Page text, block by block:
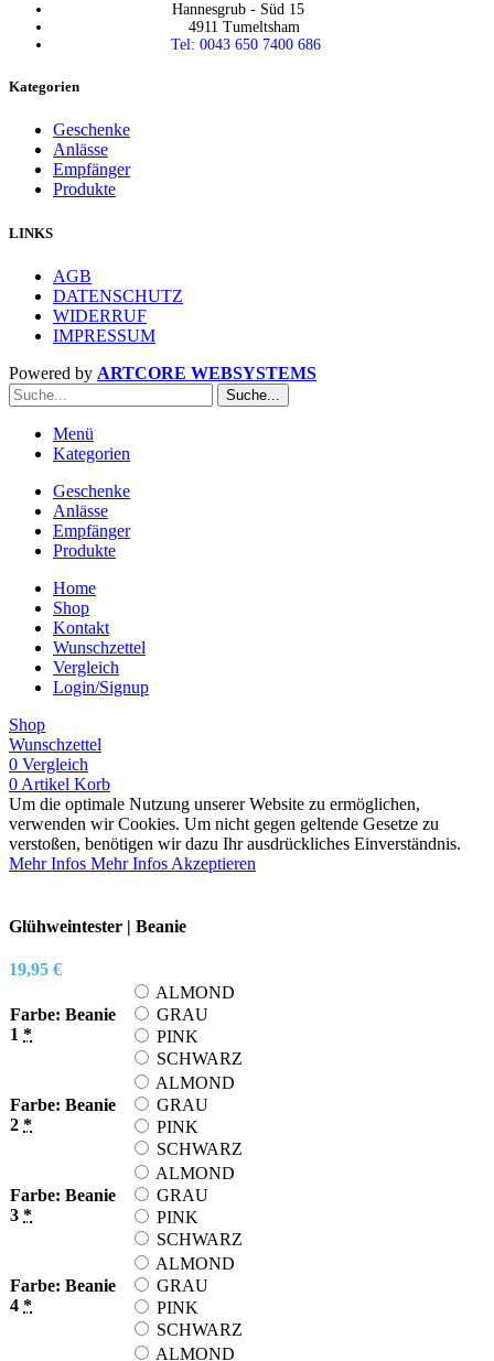
Hannesgrub - Süd 15
4911 Tumeltsham
Tel: 0043 650 7400 686
Kategorien
Geschenke
Anlässe
Empfänger
Produkte
LINKS
AGB
DATENSCHUTZ
WIDERRUF
IMPRESSUM
Powered by ARTCORE WEBSYSTEMS
Suche...
Menü
Kategorien
Geschenke
Anlässe
Empfänger
Produkte
Home
Shop
Kontakt
Wunschzettel
Vergleich
Login/Signup
Shop
Wunschzettel
0 Vergleich
0 Artikel Korb
Um die optimale Nutzung unserer Website zu ermöglichen,
verwenden wir Cookies. Um nicht gegen geltende Gesetze zu
verstoßen, benötigen wir dazu Ihr ausdrückliches Einverständnis.
Mehr Infos Mehr Infos Akzeptieren
Glühweintester | Beanie
19,95 €
Farbe: Beanie
1 *
ALMOND
GRAU
PINK
SCHWARZ
Farbe: Beanie
2 *
ALMOND
GRAU
PINK
SCHWARZ
Farbe: Beanie
3 *
ALMOND
GRAU
PINK
SCHWARZ
Farbe: Beanie
4 *
ALMOND
GRAU
PINK
SCHWARZ
ALMOND